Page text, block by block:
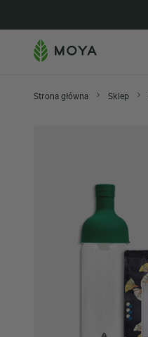
Strona główna Sklep